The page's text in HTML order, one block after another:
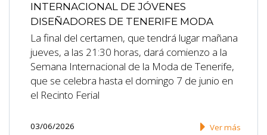
INTERNACIONAL DE JÓVENES
DISEÑADORES DE TENERIFE MODA
La final del certamen, que tendrá lugar mañana
jueves, a las 21:30 horas, dará comienzo a la
Semana Internacional de la Moda de Tenerife,
que se celebra hasta el domingo 7 de junio en
el Recinto Ferial
03/06/2026 Ver más